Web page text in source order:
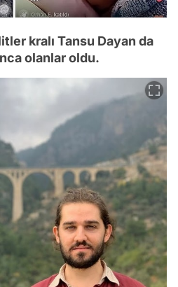
kralı Tansu Dayan da
olanlar oldu.